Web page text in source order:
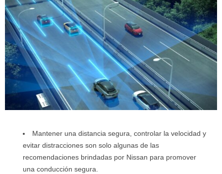
Mantener una distancia segura, controlar la velocidad y
evitar distracciones son solo algunas de las
recomendaciones brindadas por Nissan para promover
una conducción segura.